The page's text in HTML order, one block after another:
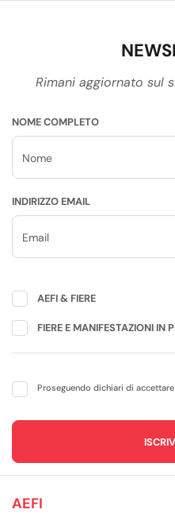
Rimani aggiornato sul
NOME COMPLETO
INDIRIZZO EMAIL
AEFI & FIERE
FIERE E MANIFESTAZIONI IN
Proseguendo dichiari di
AEFI